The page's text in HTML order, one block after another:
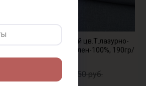
Лен костюмный цв.Т.лазурно-
серый, ш.1.5м, лен-100%, 190гр/
м.кв
1000 руб. 1250 руб.